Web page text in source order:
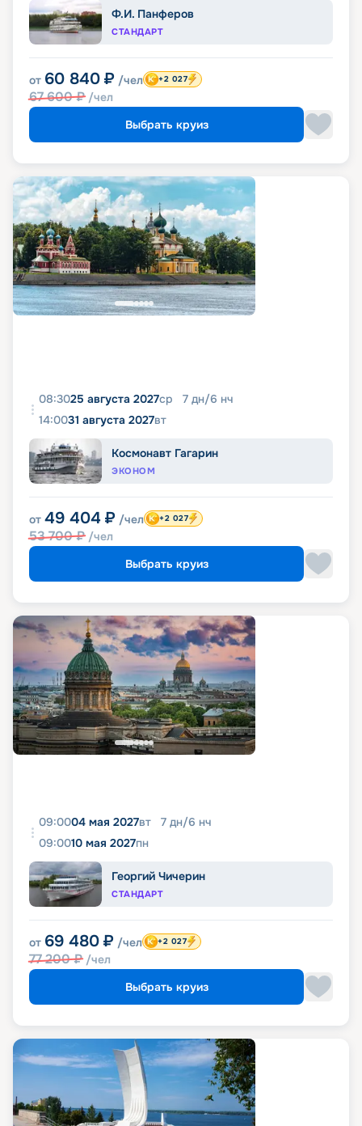
Ф.И. Панферов
СТАНДАРТ
от 60 840 ₽ /чел
67 600₽ /чел
+2 027
Выбрать круиз
08:3025 августа 2027ср 7 дн/6 нч
14:0031 августа 2027вт
Космонавт Гагарин
ЭКОНОМ
от 49 404 ₽ /чел
53 700₽ /чел
+2 027
Выбрать круиз
09:0004 мая 2027вт 7 дн/6 нч
09:0010 мая 2027пн
Георгий Чичерин
СТАНДАРТ
от 69 480 ₽ /чел
77 200₽ /чел
+2 027
Выбрать круиз